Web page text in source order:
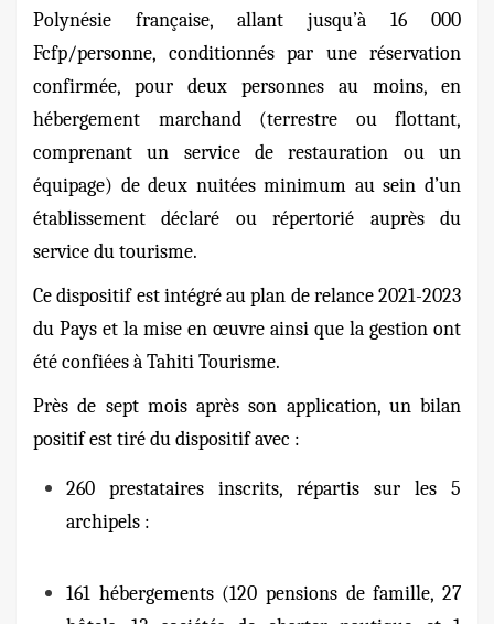
Polynésie française, allant jusqu’à 16 000
Fcfp/personne, conditionnés par une réservation
confirmée, pour deux personnes au moins, en
hébergement marchand (terrestre ou flottant,
comprenant un service de restauration ou un
équipage) de deux nuitées minimum au sein d’un
établissement déclaré ou répertorié auprès du
service du tourisme.
Ce dispositif est intégré au plan de relance 2021-2023
du Pays et la mise en œuvre ainsi que la gestion ont
été confiées à Tahiti Tourisme.
Près de sept mois après son application, un bilan
positif est tiré du dispositif avec :
260 prestataires inscrits, répartis sur les 5
archipels :
161 hébergements (120 pensions de famille, 27